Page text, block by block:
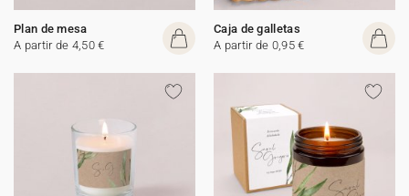
Plan de mesa
A partir de 4,50 €
Caja de galletas
A partir de 0,95 €